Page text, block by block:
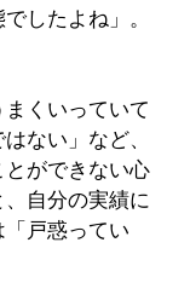
したよね」。
くいっていて
ない」など、
ができない心
自分の実績に
戸惑ってい